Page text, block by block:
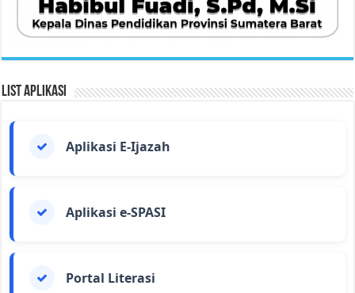
List Aplikasi
Aplikasi E-Ijazah
Aplikasi e-SPASI
Portal Literasi